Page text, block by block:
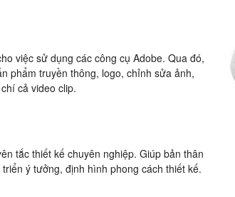
việc sử dụng các công cụ Adobe. Qua đó,
phẩm truyền thông, logo, chỉnh sửa ảnh,
cả video clip.
tắc thiết kế chuyên nghiệp. Giúp bản thân
ý tưởng, định hình phong cách thiết kế.